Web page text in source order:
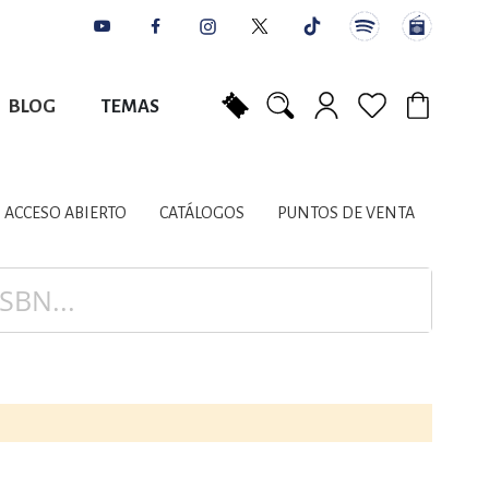
BLOG TEMAS
LITERARIOS
PLANIFICACIÓN
ACCESO ABIERTO CATÁLOGOS PUNTOS DE VENTA